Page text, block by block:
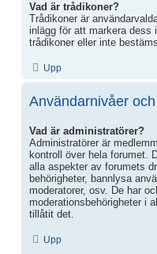
Vad är trådikoner?
Trådikoner är
inlägg för att markera dess
trådikoner eller inte
Upp
Användarnivåer
Vad är administratörer?
Administratörer är
kontroll över hela forumet.
alla aspekter av forumets
behörigheter, bannlysa
moderatorer, osv. De har
moderationsbehörigheter i
tillåtit det.
Upp